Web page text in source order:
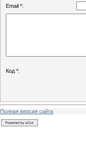
Email *:
Код *:
Полная версия сайта